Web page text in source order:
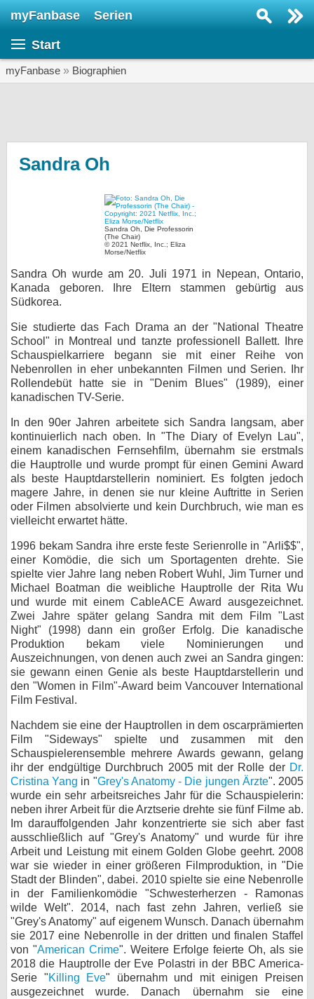
myFanbase Serien
Start
myFanbase » Biographien
Sandra Oh
Sandra Oh, Die Professorin
(The Chair)
© 2021 Netflix, Inc.; Eliza
Morse/Netflix
Sandra Oh wurde am 20. Juli 1971 in Nepean, Ontario,
Kanada geboren. Ihre Eltern stammen gebürtig aus
Südkorea.
Sie studierte das Fach Drama an der "National Theatre
School" in Montreal und tanzte professionell Ballett. Ihre
Schauspielkarriere begann sie mit einer Reihe von
Nebenrollen in eher unbekannten Filmen und Serien. Ihr
Rollendebüt hatte sie in "Denim Blues" (1989), einer
kanadischen TV-Serie.
In den 90er Jahren arbeitete sich Sandra langsam, aber
kontinuierlich nach oben. In "The Diary of Evelyn Lau",
einem kanadischen Fernsehfilm, übernahm sie erstmals
die Hauptrolle und wurde prompt für einen Gemini Award
als beste Hauptdarstellerin nominiert. Es folgten jedoch
magere Jahre, in denen sie nur kleine Auftritte in Serien
oder Filmen absolvierte und kein Durchbruch, wie man es
vielleicht erwartet hätte.
1996 bekam Sandra ihre erste feste Serienrolle in "Arli$$",
einer Komödie, die sich um Sportagenten drehte. Sie
spielte vier Jahre lang neben Robert Wuhl, Jim Turner und
Michael Boatman die weibliche Hauptrolle der Rita Wu
und wurde mit einem CableACE Award ausgezeichnet.
Zwei Jahre später gelang Sandra mit dem Film "Last
Night" (1998) dann ein großer Erfolg. Die kanadische
Produktion bekam viele Nominierungen und
Auszeichnungen, von denen auch zwei an Sandra gingen:
sie gewann einen Genie als beste Hauptdarstellerin und
den "Women in Film"-Award beim Vancouver International
Film Festival.
Nachdem sie eine der Hauptrollen in dem oscarprämierten
Film "Sideways" spielte und zusammen mit den
Schauspielerensemble mehrere Awards gewann, gelang
ihr der endgültige Durchbruch 2005 mit der Rolle der Dr.
Cristina Yang in "Grey's Anatomy - Die jungen Ärzte". 2005
wurde ein sehr arbeitsreiches Jahr für die Schauspielerin:
neben ihrer Arbeit für die Arztserie drehte sie fünf Filme ab.
Im darauffolgenden Jahr konzentrierte sie sich aber fast
ausschließlich auf "Grey's Anatomy" und wurde für ihre
Arbeit und Leistung mit einem Golden Globe geehrt. 2008
war sie wieder in einer größeren Filmproduktion, in "Die
Stadt der Blinden", dabei. 2010 spielte sie eine Nebenrolle
in der Familienkomödie "Schwesterherzen - Ramonas
wilde Welt". 2014, nach fast zehn Jahren, verließ sie
"Grey's Anatomy" auf eigenem Wunsch. Danach übernahm
sie 2017 eine Nebenrolle in der dritten und finalen Staffel
von "American Crime". Weitere Erfolge feierte Oh, als sie
2018 die Hauptrolle der Eve Polastri in der BBC America-
Serie "Killing Eve" übernahm und mit einigen Preisen
ausgezeichnet wurde. Danach übernahm sie eine
KULTUR
Specials
SERVICE
Gewinnspiele
bei X
bei Facebook
Nutzungsbedingungen
Datenschutz
Cookie-Einstellungen
Desktop-Ansicht
myFanbase